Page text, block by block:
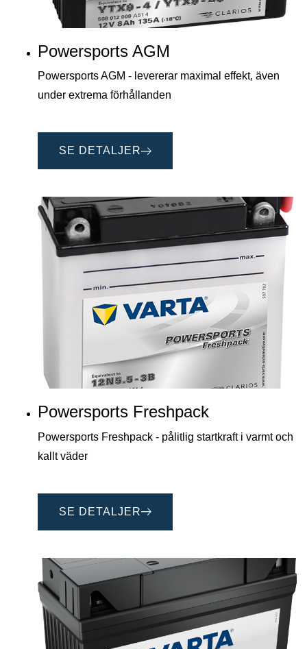
Powersports AGM
Powersports AGM - levererar maximal effekt, även
under extrema förhållanden
SE DETALJER
Powersports Freshpack
Powersports Freshpack - pålitlig startkraft i varmt och
kallt väder
SE DETALJER